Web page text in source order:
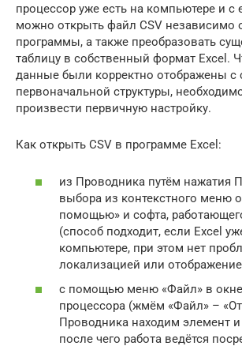
процессор уже есть на компьютере и
можно открыть файл CSV независимо
программы, а также преобразовать
таблицу в собственный формат Excel.
данные были корректно отображены с
первоначальной структуры,
произвести первичную настройку.
Как открыть CSV в программе Excel:
из Проводника путём нажатия
выбора из контекстного меню
помощью» и софта,
(способ подходит, если Excel
компьютере, при этом нет
локализацией или
с помощью меню «Файл» в окне
процессора (жмём «Файл» –
Проводника находим элемент
после чего работа ведётся